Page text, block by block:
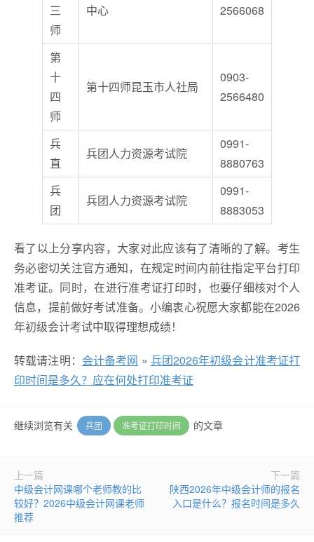
三
师
中心
2566068
第
十
四
师
第十四师昆玉市人社局
0903-
2566480
兵
直
兵团人力资源考试院
0991-
8880763
兵
团
兵团人力资源考试院
0991-
8883053
看了以上分享内容，大家对此应该有了清晰的了解。考生
务必密切关注官方通知，在规定时间内前往指定平台打印
准考证。同时，在进行准考证打印时，也要仔细核对个人
信息，提前做好考试准备。小编衷心祝愿大家都能在2026
年初级会计考试中取得理想成绩！
转载请注明： 会计备考网 » 兵团2026年初级会计准考证打
印时间是多久？应在何处打印准考证
继续浏览有关 兵团 准考证打印时间 的文章
上一篇
中级会计网课哪个老师教的比
较好？2026中级会计网课老师
推荐
下一篇
陕西2026年中级会计师的报名
入口是什么？报名时间是多久